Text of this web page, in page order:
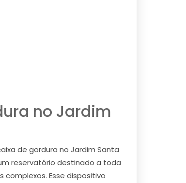
no Jardim
de gordura no Jardim Santa
reservatório destinado a toda
Esse dispositivo